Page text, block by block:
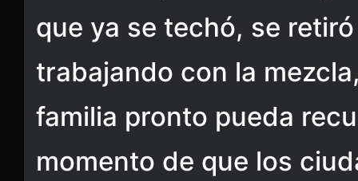
que ya se techó, se
trabajando con la
familia pronto pueda
momento de que los